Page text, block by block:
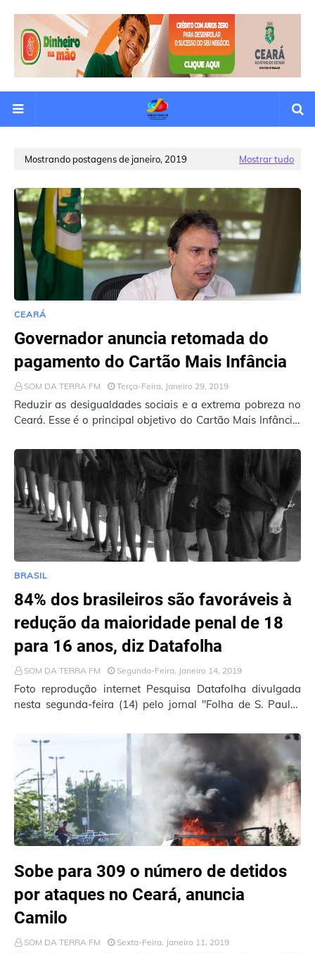
Mostrando postagens de janeiro, 2019 Mostrar tudo
CEARÁ
Governador anuncia retomada do
pagamento do Cartão Mais Infância
SOM DA TERRA FM Terça-Feira, Janeiro 29, 2019
Reduzir as desigualdades sociais e a extrema pobreza no
Ceará. Esse é o principal objetivo do Cartão Mais Infância,
BRASIL
84% dos brasileiros são favoráveis à
redução da maioridade penal de 18
para 16 anos, diz Datafolha
SOM DA TERRA FM Segunda-Feira, Janeiro 14, 2019
Foto reprodução internet Pesquisa Datafolha divulgada
nesta segunda-feira (14) pelo jornal "Folha de S. Paulo"
Sobe para 309 o número de detidos
por ataques no Ceará, anuncia
Camilo
SOM DA TERRA FM Sexta-Feira, Janeiro 11, 2019